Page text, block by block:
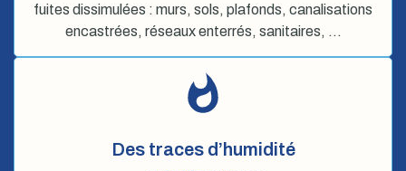
fuites dissimulées : murs, sols, plafonds, canalisations
encastrées, réseaux enterrés, sanitaires, …
Des traces d’humidité